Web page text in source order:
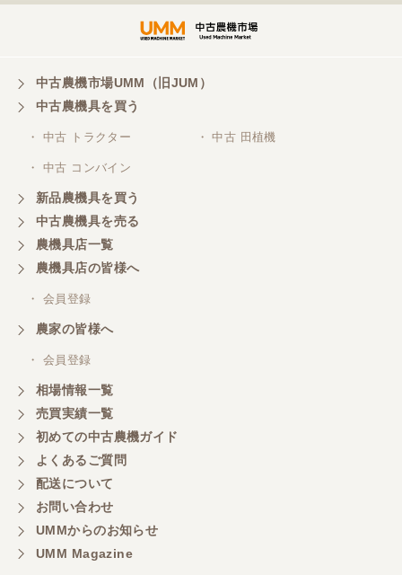
岐阜県／横倉林
岐阜県／横倉林
ありがとうございます
岐阜県／横倉林
ありがとうございます
岐阜県／横倉林
ありがとうございます
岐阜県／横倉林
ありがとうございます
岐阜県／横倉林
中古農機市場UMM（旧JUM）
中古農機具を買う
・ 中古 トラクター ・ 中古 田植機
・ 中古 コンバイン
新品農機具を買う
中古農機具を売る
農機具店一覧
農機具店の皆様へ
・ 会員登録
農家の皆様へ
・ 会員登録
相場情報一覧
売買実績一覧
初めての中古農機ガイド
よくあるご質問
配送について
お問い合わせ
UMMからのお知らせ
UMM Magazine